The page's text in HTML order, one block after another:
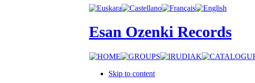
Esan Ozenki Records
Skip to content